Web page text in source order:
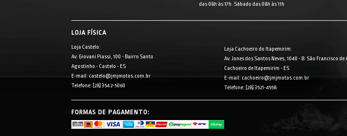
das 08h às 17h. Sábado das 08h às 11h
LOJA FÍSICA
Loja Castelo:
Av. Giovani Piassi, 100 - Bairro Santo
Agostinho - Castelo - ES
E-mail: castelo@jmjmotos.com.br
Telefone: [28] 3542-5060
Loja Cachoeiro do Itapemirim:
Av. Jones dos Santos Neves, 1040 - B. São Francisco de
Cachoeiro de Itapemirim - ES
E-mail: cachoeiro@jmjmotos.com.br
Telefone: [28] 3521-4558
FORMAS DE PAGAMENTO: